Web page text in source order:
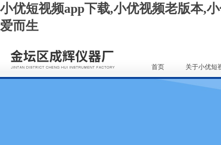
小优短视频app下载,小优视频老版本,
爱而生
首页 关于小优短